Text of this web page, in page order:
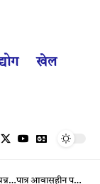
खेल
पक्का घर मिले यह सुनिश्चित हो.